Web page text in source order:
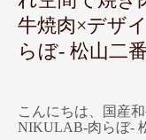
牛焼肉×デザ
らぼ- 松山二
こんにちは、国産
NIKULAB-肉らぼ-